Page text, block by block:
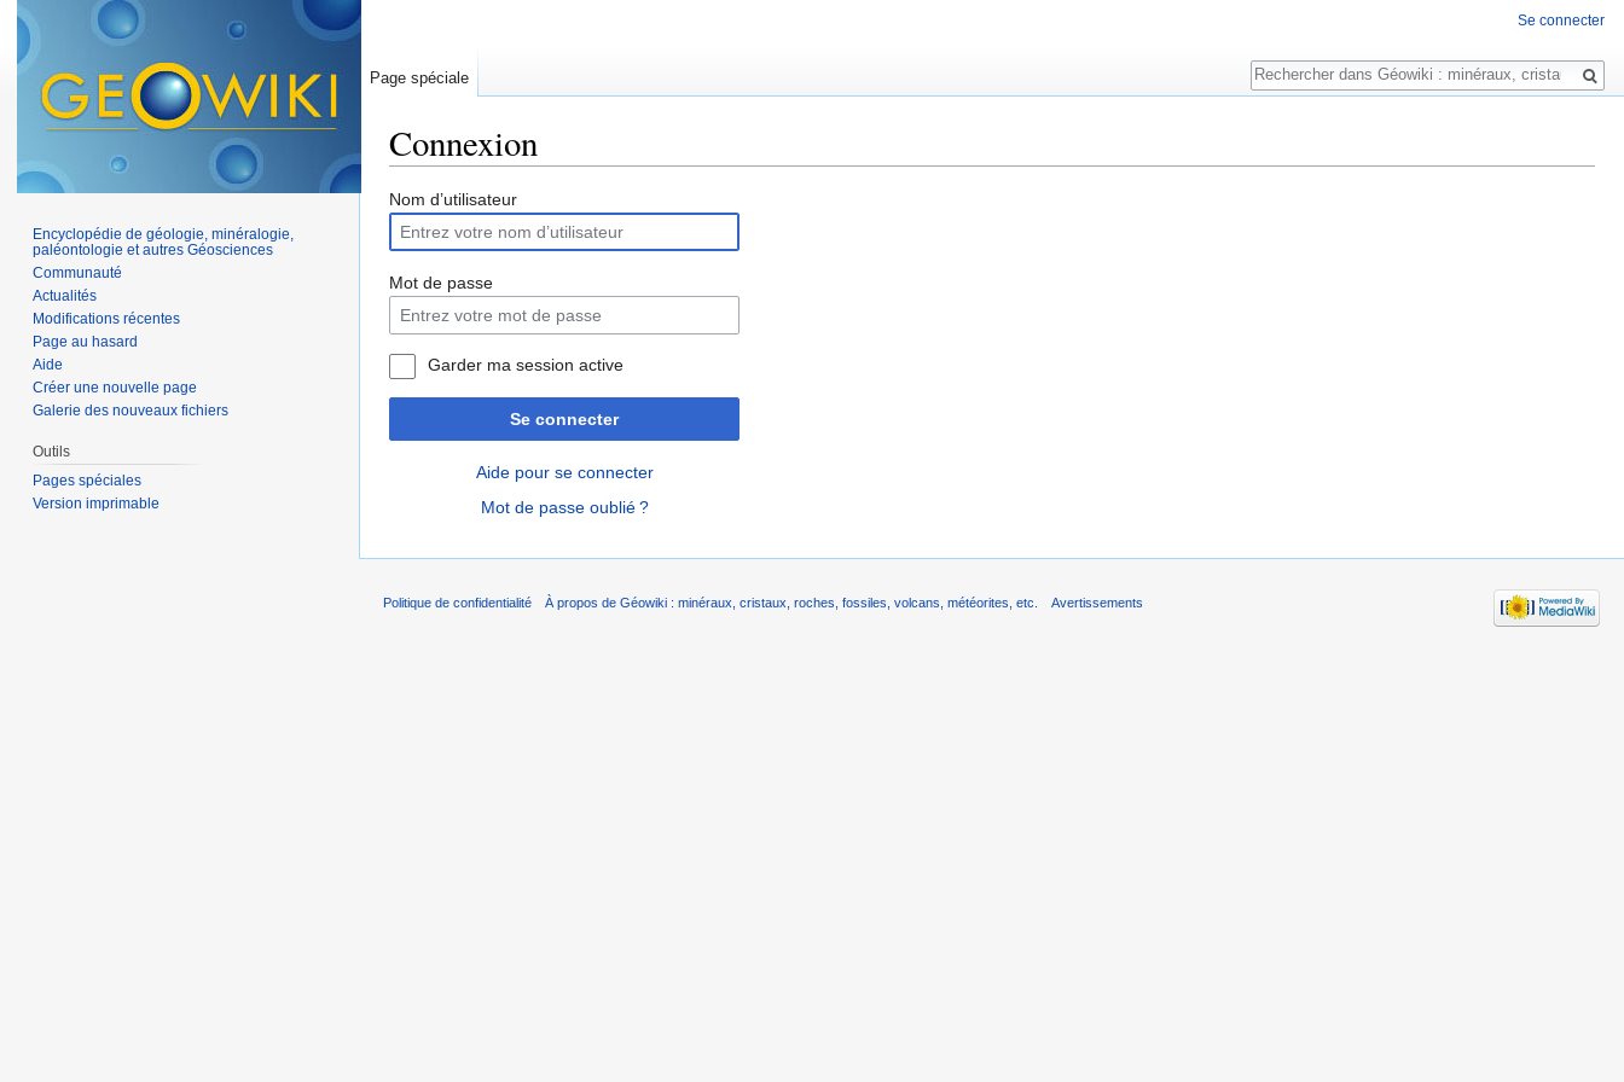
Connexion
Nom d’utilisateur
Mot de passe
Garder ma session active
Se connecter
Aide pour se connecter
Mot de passe oublié ?
Se connecter
Page spéciale
Rechercher
Encyclopédie de géologie, minéralogie,
paléontologie et autres Géosciences
Communauté
Actualités
Modifications récentes
Page au hasard
Aide
Créer une nouvelle page
Galerie des nouveaux fichiers
Outils
Pages spéciales
Version imprimable
Politique de confidentialité À propos de Géowiki : minéraux, cristaux, roches, fossiles, volcans, météorites, etc. Avertissements